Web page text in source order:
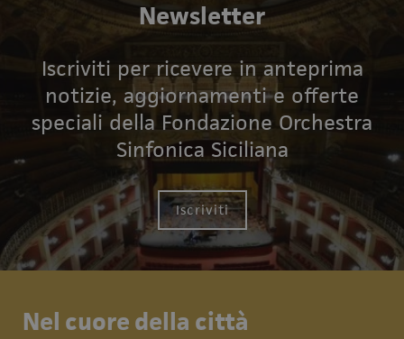
Newsletter
Iscriviti per ricevere in anteprima
notizie, aggiornamenti e offerte
speciali della Fondazione Orchestra
Sinfonica Siciliana
Iscriviti
Nel cuore della città